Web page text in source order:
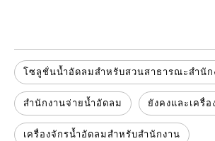
โซลูชั่นน้ำอัดลมสำหรับสวนสาธารณะสำนัก
สำนักงานจ่ายน้ำอัดลม ยังคงและเครื่
เครื่องจักรน้ำอัดลมสำหรับสำนักงาน